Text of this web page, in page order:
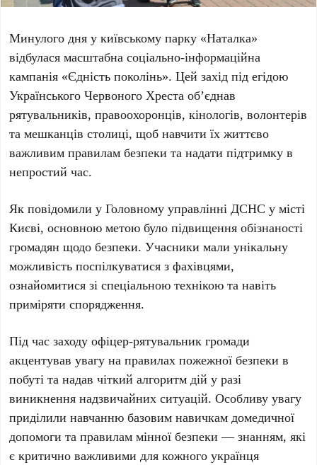
Минулого дня укиївському парку «Наталка»
відбулася масштабна соціально-інформаційна
кампанія «Єдність поколінь». Цей захід під егідою
Українського Червоного Хреста об’єднав
рятувальників, правоохоронців, кінологів, волонтерів
та мешканців столиці, щоб навчити їх життєво
важливим правилам безпеки та надати підтримку в
непростий час.
Як повідомили уГоловному управлінні ДСНС у місті
Києві, основною метою було підвищення обізнаності
громадян щодо безпеки. Учасники мали унікальну
можливість поспілкуватися з фахівцями,
ознайомитися зі спеціальною технікою та навіть
приміряти спорядження.
Під час заходу офіцер-рятувальник громади
акцентував увагу на правилах пожежної безпеки в
побуті та надав чіткий алгоритм дій у разі
виникнення надзвичайних ситуацій. Особливу увагу
приділили навчанню базовим навичкам домедичної
допомоги та правилам мінної безпеки — знанням, які
є критично важливими для кожного українця